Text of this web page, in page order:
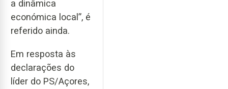
a dinâmica
económica local”, é
referido ainda.
Em resposta às
declarações do
líder do PS/Açores,